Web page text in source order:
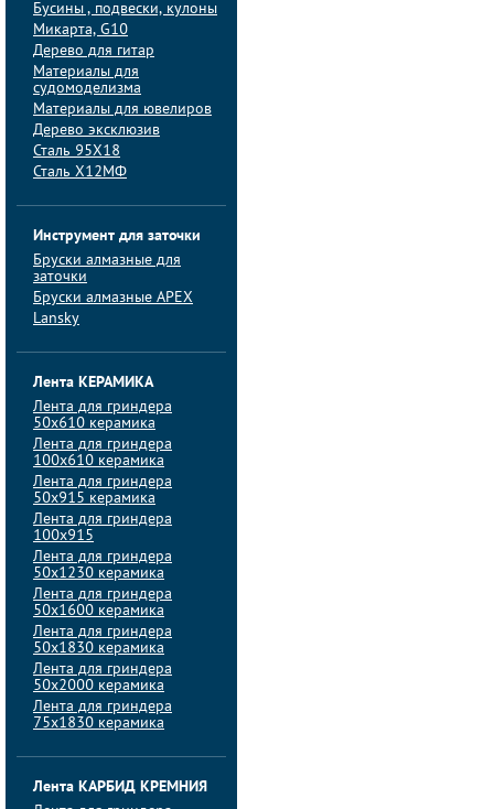
Бусины , подвески, кулоны
Микарта, G10
Дерево для гитар
Материалы для
судомоделизма
Материалы для ювелиров
Дерево эксклюзив
Сталь 95Х18
Сталь Х12МФ
Инструмент для заточки
Бруски алмазные для
заточки
Бруски алмазные APEX
Lansky
Лента КЕРАМИКА
Лента для гриндера
50х610 керамика
Лента для гриндера
100х610 керамика
Лента для гриндера
50х915 керамика
Лента для гриндера
100х915
Лента для гриндера
50х1230 керамика
Лента для гриндера
50х1600 керамика
Лента для гриндера
50х1830 керамика
Лента для гриндера
50х2000 керамика
Лента для гриндера
75х1830 керамика
Лента КАРБИД КРЕМНИЯ